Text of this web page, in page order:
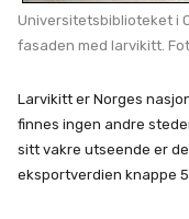
Universitetsbiblioteket i
fasaden med larvikitt.
Larvikitt er Norges
finnes ingen andre
sitt vakre utseende er
eksportverdien knappe